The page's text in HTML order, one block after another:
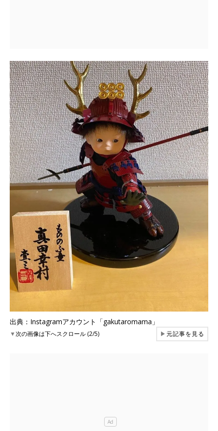
出典：Instagramアカウント「gakutaromama」
▼次の画像は下へスクロール (2/5) ▶元記事を見る